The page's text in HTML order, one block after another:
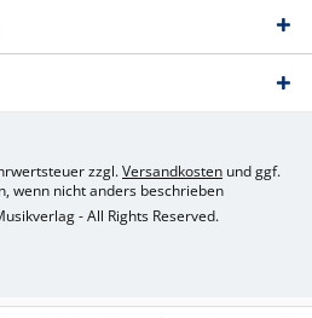
zzgl.Versandkosten und ggf.
wenn nicht anders beschrieben
- All Rights Reserved.